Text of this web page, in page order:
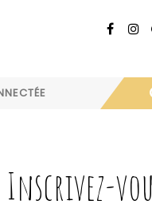
Inscrivez-